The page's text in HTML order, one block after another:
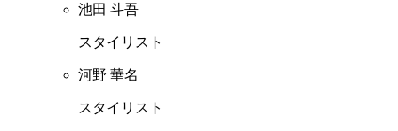
池田 斗吾
スタイリスト
河野 華名
スタイリスト